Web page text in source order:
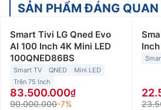
SẢN PHẨM ĐÁNG QUAN
Smart Tivi LG Qned Evo
AI 100 Inch 4K Mini LED
100QNED86BS
Smart TV QNED
Mini LED
Trên 75 Inch
83.500.000
90.000.000-7%